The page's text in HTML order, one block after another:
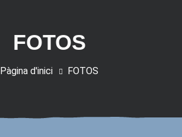
FOTOS
Pàgina d'inici FOTOS